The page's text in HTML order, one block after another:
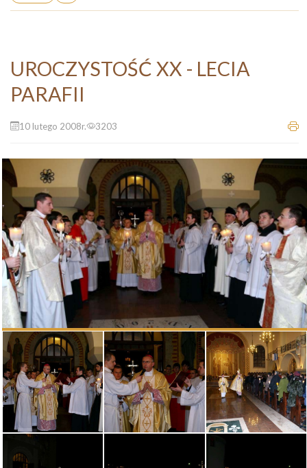
UROCZYSTOŚĆ XX - LECIA
PARAFII
10 lutego 2008r. 3203